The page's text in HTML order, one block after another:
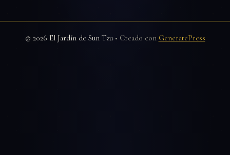
© 2026 El Jardín de Sun Tzu• Creado con GeneratePress